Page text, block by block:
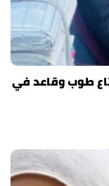
طوب وقاعد في